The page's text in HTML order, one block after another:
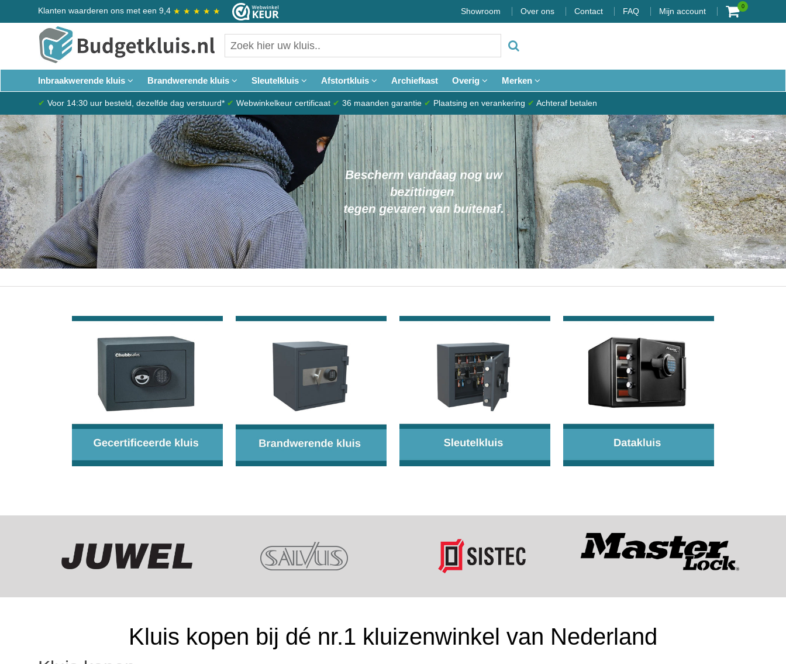
Klanten waarderen ons met een 9,4 ★ ★ ★ ★ ★ Showroom Over ons Contact FAQ Mijn account
0
Inbraakwerende kluis Brandwerende kluis Sleutelkluis Afstortkluis Archiefkast Overig Merken
✔ Voor 14:30 uur besteld, dezelfde dag verstuurd* ✔ Webwinkelkeur certificaat ✔ 36 maanden garantie ✔ Plaatsing en verankering ✔ Achteraf betalen
Kluis kopen bij dé nr.1 kluizenwinkel van Nederland